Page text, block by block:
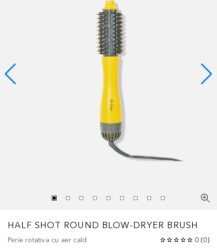
HALF SHOT ROUND BLOW-DRYER BRUSH
Perie rotativa cu aer cald 0 (0)